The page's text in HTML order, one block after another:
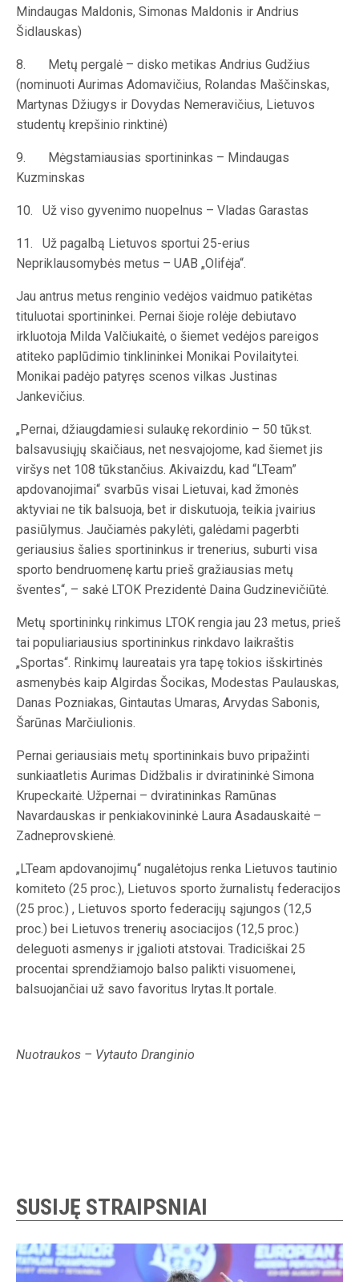
Mindaugas Maldonis, Simonas Maldonis ir Andrius
Šidlauskas)
8. Metų pergalė – disko metikas Andrius Gudžius
(nominuoti Aurimas Adomavičius, Rolandas Maščinskas,
Martynas Džiugys ir Dovydas Nemeravičius, Lietuvos
studentų krepšinio rinktinė)
9. Mėgstamiausias sportininkas – Mindaugas
Kuzminskas
10. Už viso gyvenimo nuopelnus – Vladas Garastas
11. Už pagalbą Lietuvos sportui 25-erius
Nepriklausomybės metus – UAB „Olifėja“.
Jau antrus metus renginio vedėjos vaidmuo patikėtas
tituluotai sportininkei. Pernai šioje rolėje debiutavo
irkluotoja Milda Valčiukaitė, o šiemet vedėjos pareigos
atiteko paplūdimio tinklininkei Monikai Povilaitytei.
Monikai padėjo patyręs scenos vilkas Justinas
Jankevičius.
„Pernai, džiaugdamiesi sulaukę rekordinio – 50 tūkst.
balsavusiųjų skaičiaus, net nesvajojome, kad šiemet jis
viršys net 108 tūkstančius. Akivaizdu, kad “LTeam”
apdovanojimai“ svarbūs visai Lietuvai, kad žmonės
aktyviai ne tik balsuoja, bet ir diskutuoja, teikia įvairius
pasiūlymus. Jaučiamės pakylėti, galėdami pagerbti
geriausius šalies sportininkus ir trenerius, suburti visa
sporto bendruomenę kartu prieš gražiausias metų
šventes“, – sakė LTOK Prezidentė Daina Gudzinevičiūtė.
Metų sportininkų rinkimus LTOK rengia jau 23 metus, prieš
tai populiariausius sportininkus rinkdavo laikraštis
„Sportas“. Rinkimų laureatais yra tapę tokios išskirtinės
asmenybės kaip Algirdas Šocikas, Modestas Paulauskas,
Danas Pozniakas, Gintautas Umaras, Arvydas Sabonis,
Šarūnas Marčiulionis.
Pernai geriausiais metų sportininkais buvo pripažinti
sunkiaatletis Aurimas Didžbalis ir dviratininkė Simona
Krupeckaitė. Užpernai – dviratininkas Ramūnas
Navardauskas ir penkiakovininkė Laura Asadauskaitė –
Zadneprovskienė.
„LTeam apdovanojimų“ nugalėtojus renka Lietuvos tautinio
komiteto (25 proc.), Lietuvos sporto žurnalistų federacijos
(25 proc.) , Lietuvos sporto federacijų sąjungos (12,5
proc.) bei Lietuvos trenerių asociacijos (12,5 proc.)
deleguoti asmenys ir įgalioti atstovai. Tradiciškai 25
procentai sprendžiamojo balso palikti visuomenei,
balsuojančiai už savo favoritus lrytas.lt portale.
Nuotraukos – Vytauto Dranginio
SUSIJĘ STRAIPSNIAI